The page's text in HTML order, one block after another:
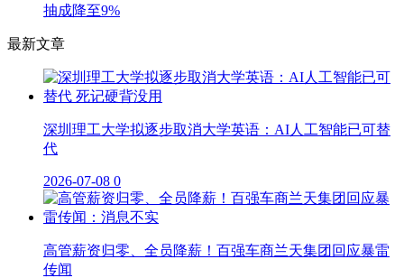
抽成降至9%
最新文章
深圳理工大学拟逐步取消大学英语：AI人工智能已可替
代
2026-07-08 0
高管薪资归零、全员降薪！百强车商兰天集团回应暴雷
传闻